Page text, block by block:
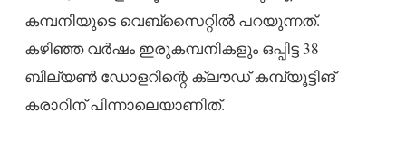
കമ്പനിയുടെ വെബ്‌സൈറ്റിൽ പറയുന്നത്.
കഴിഞ്ഞ വർഷം ഇരുകമ്പനികളും ഒപ്പിട്ട 38
ബില്യൺ ഡോളറിന്റെ ക്ലൗഡ് കമ്പ്യൂട്ടിങ്
കരാറിന് പിന്നാലെയാണിത്.